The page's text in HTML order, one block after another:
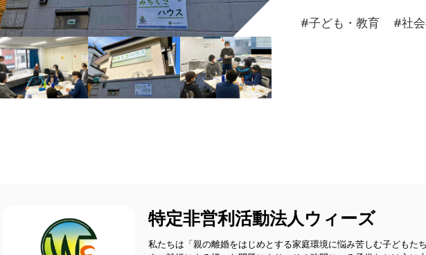
#子ども・教育 #社
特定非営利活動法人ウィーズ
私たちは「親の離婚をはじめとする家庭環境に悩み苦しむ子どもた